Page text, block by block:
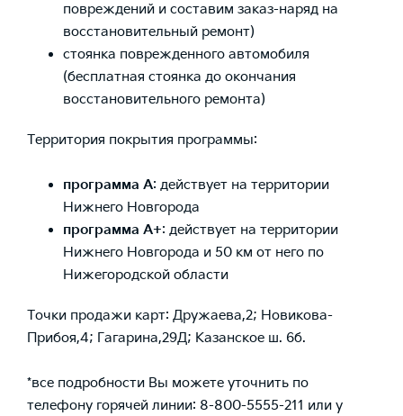
повреждений и составим заказ-наряд на
восстановительный ремонт)
стоянка поврежденного автомобиля
(бесплатная стоянка до окончания
восстановительного ремонта)
Территория покрытия программы:
программа А: действует на территории
Нижнего Новгорода
программа А+: действует на территории
Нижнего Новгорода и 50 км от него по
Нижегородской области
Точки продажи карт: Дружаева,2; Новикова-
Прибоя,4; Гагарина,29Д; Казанское ш. 6б.
*все подробности Вы можете уточнить по
телефону горячей линии: 8-800-5555-211 или у